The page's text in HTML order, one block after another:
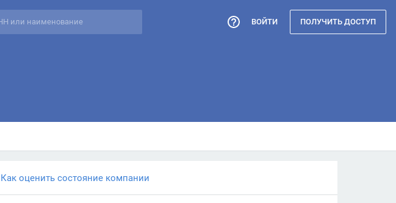
ВОЙТИ ПОЛУЧИТЬ ДОСТУП
Как оценить состояние компании